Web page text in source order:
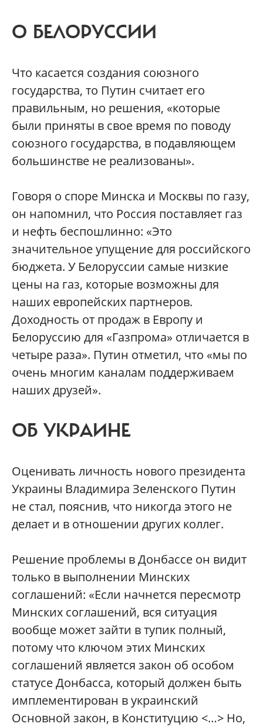
О БЕЛОРУССИИ
Что касается создания союзного
государства, то Путин считает его
правильным, но решения, «которые
были приняты в свое время по поводу
союзного государства, в подавляющем
большинстве не реализованы».
Говоря о споре Минска и Москвы по газу,
он напомнил, что Россия поставляет газ
и нефть беспошлинно: «Это
значительное упущение для российского
бюджета. У Белоруссии самые низкие
цены на газ, которые возможны для
наших европейских партнеров.
Доходность от продаж в Европу и
Белоруссию для «Газпрома» отличается в
четыре раза». Путин отметил, что «мы по
очень многим каналам поддерживаем
наших друзей».
ОБ УКРАИНЕ
Оценивать личность нового президента
Украины Владимира Зеленского Путин
не стал, пояснив, что никогда этого не
делает и в отношении других коллег.
Решение проблемы в Донбассе он видит
только в выполнении Минских
соглашений: «Если начнется пересмотр
Минских соглашений, вся ситуация
вообще может зайти в тупик полный,
потому что ключом этих Минских
соглашений является закон об особом
статусе Донбасса, который должен быть
имплементирован в украинский
Основной закон, в Конституцию <…> Но,